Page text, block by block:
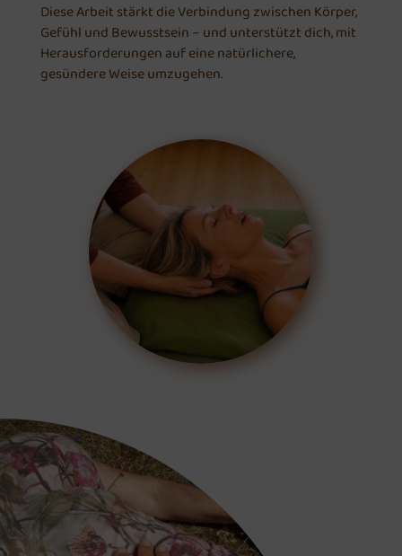
Diese Arbeit stärkt die Verbindung zwischen Körper,
Gefühl und Bewusstsein – und unterstützt dich, mit
Herausforderungen auf eine natürlichere,
gesündere Weise umzugehen.